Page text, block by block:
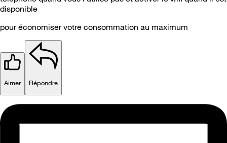
disponible
pour économiser votre consommation au maximum
Aimer Répondre